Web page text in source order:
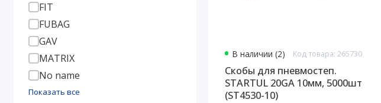
FIT
FUBAG
GAV
MATRIX
No name
Показать все
В наличии (2) Код товара: 265730
Скобы для пневмостеп.
STARTUL 20GA 10мм, 5000шт
(ST4530-10)